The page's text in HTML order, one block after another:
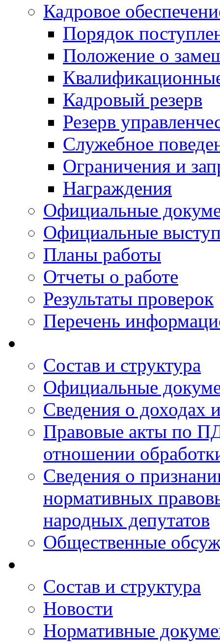
Кадровое
Порядок
Положение о
Кадровый резерв
Резерв
Служебное
Ограничения и
Награждения
Официальные
Официальные
Планы работы
Отчеты о работе
Результаты проверок
Перечень
Состав и структура
Официальные
Сведения о доходах
Правовые акты по
отношении
Сведения о
нормативных
народных депутатов
Общественные
Состав и структура
Новости
Нормативные